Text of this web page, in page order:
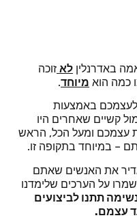
באדרנלין לא זוכה
כמה הוא מיוחד.
באמצעות
קשיים שאחרים היו
עצמכם ומעל הכל, הראש
– במיוחד בתקופה זו.
את האנשים שאתם
על הערכים שלימדנו
תתנו לביצועים
עצמם.